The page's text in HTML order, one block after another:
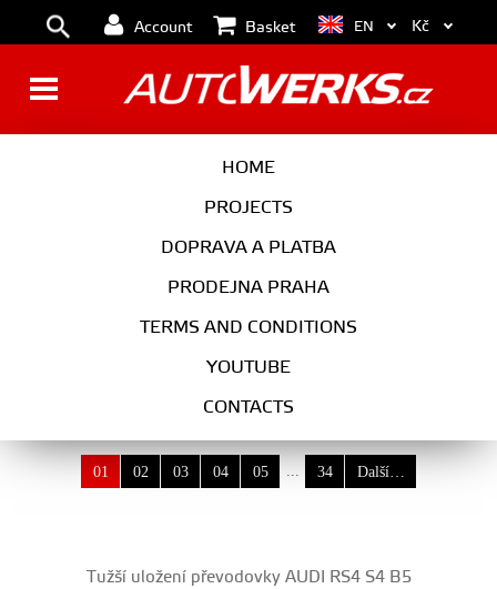
Account Basket
HOME
PROJECTS
DOPRAVA A PLATBA
PRODEJNA PRAHA
TERMS AND CONDITIONS
YOUTUBE
CONTACTS
EN Kč
SELECT ENGINE
01 02 03 04 05 ... 34 Další…
Tužší uložení převodovky AUDI RS4 S4 B5